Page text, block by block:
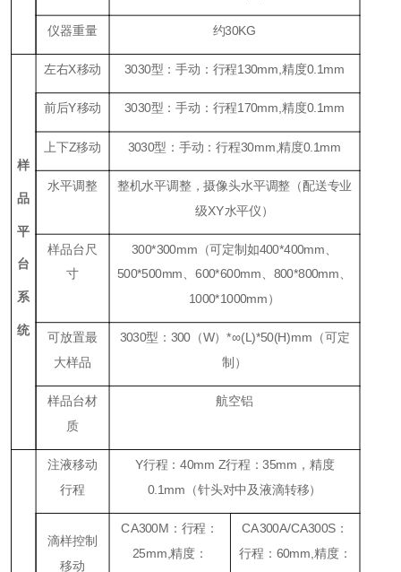
仪器重量 约30KG
样
品
平
台
系
统
左右X移动 3030型：手动：行程130mm,精度0.1mm
前后Y移动 3030型：手动：行程170mm,精度0.1mm
上下Z移动 3030型：手动：行程30mm,精度0.1mm
水平调整
整机水平调整，摄像头水平调整（配送专业
级XY水平仪）
样品台尺
寸
300*300mm（可定制如400*400mm、
500*500mm、600*600mm、800*800mm、
1000*1000mm）
可放置最
大样品
3030型：300（W）*∞(L)*50(H)mm（可定
制）
样品台材
质
航空铝
注液移动
行程
Y行程：40mm Z行程：35mm，精度
0.1mm（针头对中及液滴转移）
滴样控制
移动
CA300M ： 行程 ：
25mm,精度：
CA300A/CA300S ：
行程： 60mm,精度：